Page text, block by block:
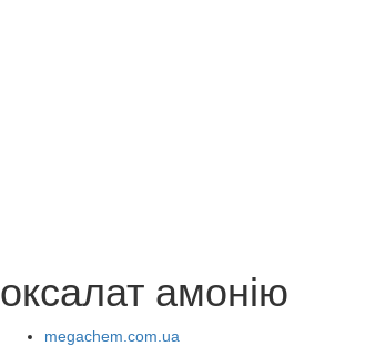
оксалат амонію
megachem.com.ua